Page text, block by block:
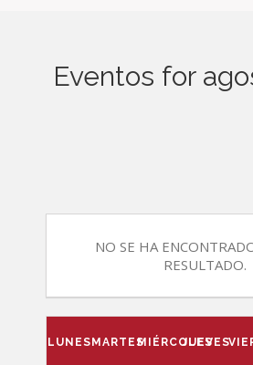
Eventos for
NO SE HA
RESULTADO.
LUNES MARTESMIÉRCOLES
JUEVES